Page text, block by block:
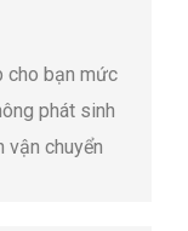
cho bạn mức
phát sinh
vận chuyển